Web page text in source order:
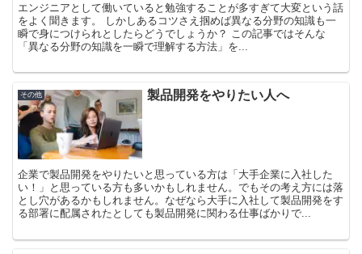
エンジニアとして働いていると勉強することが多すぎて大変という話
をよく聞きます。 しかしあるコツさえ掴めば異なる分野の知識も一
瞬で身につけられとしたらどうでしょうか？ この記事ではそんな
「異なる分野の知識を一瞬で理解する方法」を...
その他 製品開発をやりたい人へ
企業で製品開発をやりたいと思っている方は「大手企業に入社した
い！」と思っている方も多いかもしれません。でもその考え方には落
とし穴があるかもしれません。なぜなら大手に入社して製品開発をす
る部署に配属されたとしても製品開発に関わる仕事ばかりで...